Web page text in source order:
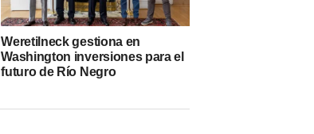
Weretilneck gestiona en
Washington inversiones para el
futuro de Río Negro